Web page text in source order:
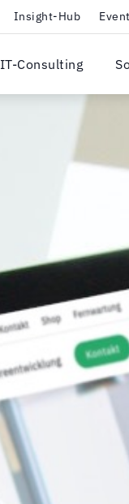
Insight-Hub
IT-Consulting